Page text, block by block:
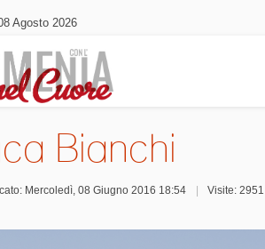
Agosto 2026
Bianchi
Mercoledì, 08 Giugno 2016 18:54 Visite: 2951